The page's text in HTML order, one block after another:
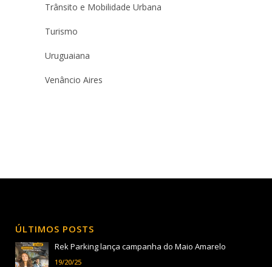
Trânsito e Mobilidade Urbana
Turismo
Uruguaiana
Venâncio Aires
ÚLTIMOS POSTS
Rek Parking lança campanha do Maio Amarelo
19/20/25